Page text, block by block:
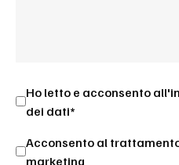
Ho letto e acconsento all'
dei dati*
Acconsento al
marketing